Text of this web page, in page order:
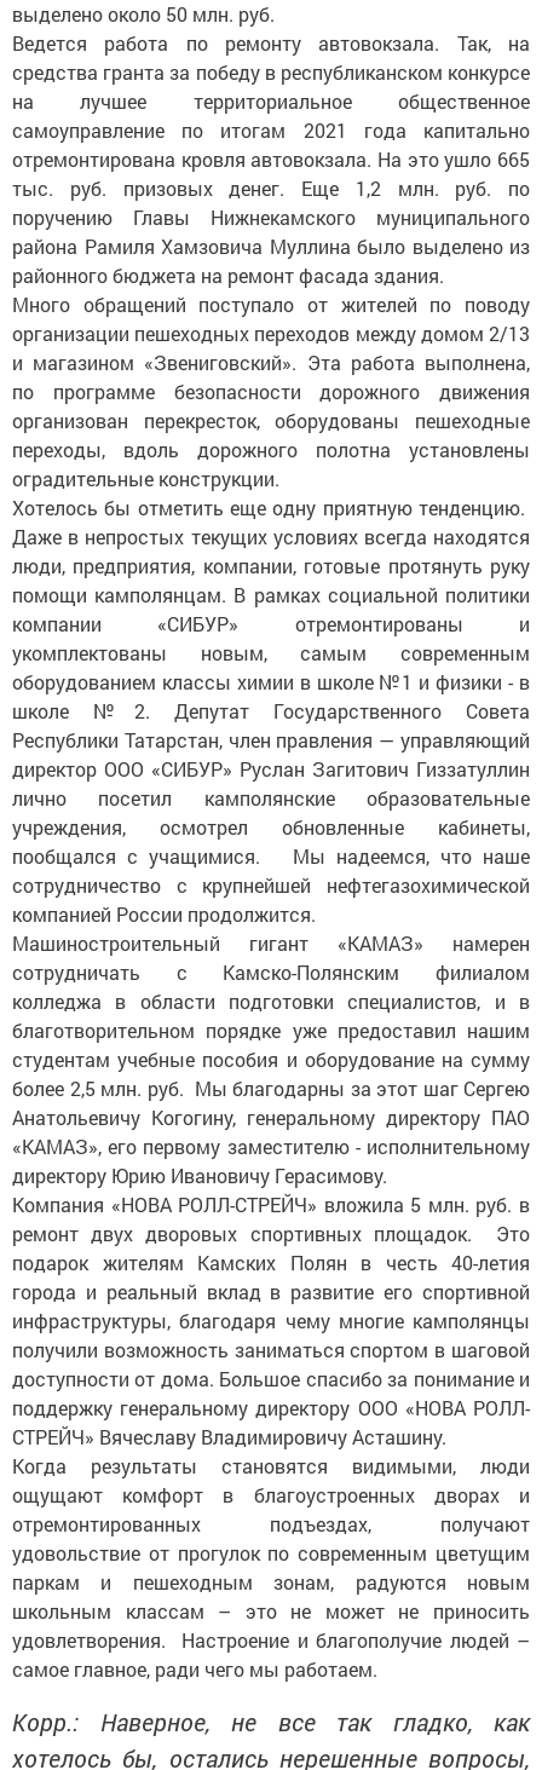
выделено около 50 млн. руб.
Ведется работа по ремонту автовокзала. Так, на
средства гранта за победу в республиканском конкурсе
на лучшее территориальное общественное
самоуправление по итогам 2021 года капитально
отремонтирована кровля автовокзала. На это ушло 665
тыс. руб. призовых денег. Еще 1,2 млн. руб. по
поручению Главы Нижнекамского муниципального
района Рамиля Хамзовича Муллина было выделено из
районного бюджета на ремонт фасада здания.
Много обращений поступало от жителей по поводу
организации пешеходных переходов между домом 2/13
и магазином «Звениговский». Эта работа выполнена,
по программе безопасности дорожного движения
организован перекресток, оборудованы пешеходные
переходы, вдоль дорожного полотна установлены
оградительные конструкции.
Хотелось бы отметить еще одну приятную тенденцию.
Даже в непростых текущих условиях всегда находятся
люди, предприятия, компании, готовые протянуть руку
помощи камполянцам. В рамках социальной политики
компании «СИБУР» отремонтированы и
укомплектованы новым, самым современным
оборудованием классы химии в школе №1 и физики - в
школе №2. Депутат Государственного Совета
Республики Татарстан, член правления — управляющий
директор ООО «СИБУР» Руслан Загитович Гиззатуллин
лично посетил камполянские образовательные
учреждения, осмотрел обновленные кабинеты,
пообщался с учащимися. Мы надеемся, что наше
сотрудничество с крупнейшей нефтегазохимической
компанией России продолжится.
Машиностроительный гигант «КАМАЗ» намерен
сотрудничать с Камско-Полянским филиалом
колледжа в области подготовки специалистов, и в
благотворительном порядке уже предоставил нашим
студентам учебные пособия и оборудование на сумму
более 2,5 млн. руб. Мы благодарны за этот шаг Сергею
Анатольевичу Когогину, генеральному директору ПАО
«КАМАЗ», его первому заместителю - исполнительному
директору Юрию Ивановичу Герасимову.
Компания «НОВА РОЛЛ-СТРЕЙЧ» вложила 5 млн. руб. в
ремонт двух дворовых спортивных площадок. Это
подарок жителям Камских Полян в честь 40-летия
города и реальный вклад в развитие его спортивной
инфраструктуры, благодаря чему многие камполянцы
получили возможность заниматься спортом в шаговой
доступности от дома. Большое спасибо за понимание и
поддержку генеральному директору ООО «НОВА РОЛЛ-
СТРЕЙЧ» Вячеславу Владимировичу Асташину.
Когда результаты становятся видимыми, люди
ощущают комфорт в благоустроенных дворах и
отремонтированных подъездах, получают
удовольствие от прогулок по современным цветущим
паркам и пешеходным зонам, радуются новым
школьным классам – это не может не приносить
удовлетворения. Настроение и благополучие людей –
самое главное, ради чего мы работаем.
Корр.: Наверное, не все так гладко, как
хотелось бы, остались нерешенные вопросы,